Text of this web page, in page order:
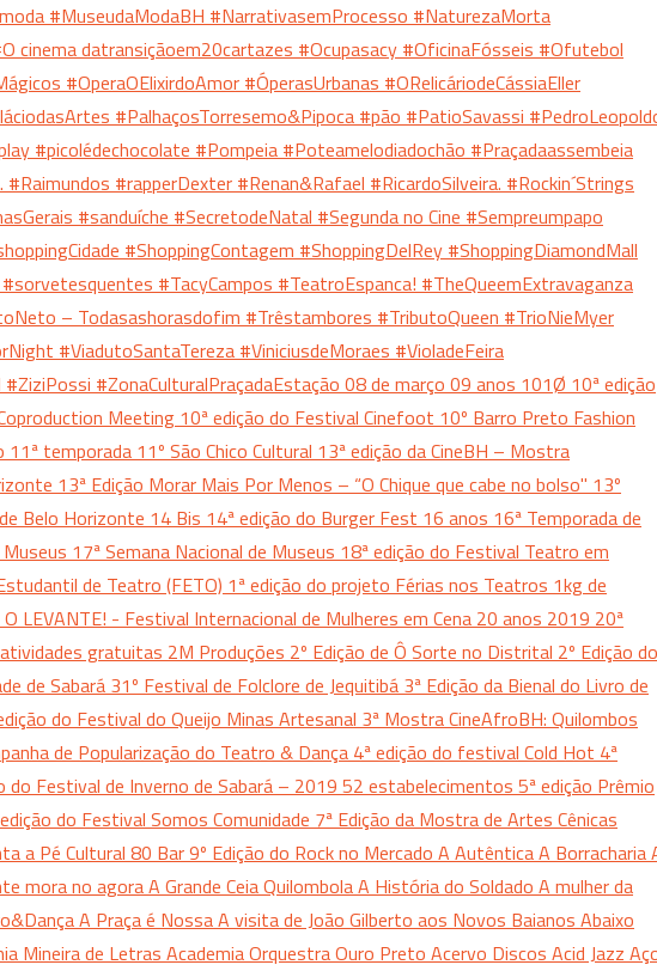
#MuseudaModaBH #NarrativasemProcesso #NaturezaMorta
cinema datransiçãoem20cartazes #Ocupasacy #OficinaFósseis #Ofutebol
#OperaOElixirdoAmor #ÓperasUrbanas #ORelicáriodeCássiaEller
#PalhaçosTorresemo&Pipoca #pão #PatioSavassi
#picolédechocolate #Pompeia #Poteamelodiadochão #Praçadaassembeia
#Raimundos #rapperDexter #Renan&Rafael #RicardoSilveira. #Rockin´Strings
#sanduíche #SecretodeNatal #Segunda no Cine #Sempreumpapo
#ShoppingContagem #ShoppingDelRey #ShoppingDiamondMall
#sorvetesquentes #TacyCampos #TeatroEspanca! #TheQueemExtravaganza
– Todasashorasdofim #Trêstambores #TributoQueen #TrioNieMyer
#ViadutoSantaTereza #ViniciusdeMoraes #VioladeFeira
#ZiziPossi #ZonaCulturalPraçadaEstação 08 de março 09 anos 101Ø 10ª edição
Meeting 10ª edição do Festival Cinefoot 10º Barro Preto Fashion
11ª temporada 11º São Chico Cultural 13ª edição da CineBH – Mostra
13ª Edição Morar Mais Por Menos – “O Chique que cabe no bolso" 13º
Belo Horizonte 14 Bis 14ª edição do Burger Fest 16 anos 16ª Temporada de
17ª Semana Nacional de Museus 18ª edição do Festival Teatro em
de Teatro (FETO) 1ª edição do projeto Férias nos Teatros 1kg de
O LEVANTE! - Festival Internacional de Mulheres em Cena 20 anos 2019 20ª
gratuitas 2M Produções 2º Edição de Ô Sorte no Distrital 2º Edição do
de Sabará 31º Festival de Folclore de Jequitibá 3ª Edição da Bienal do Livro de
do Festival do Queijo Minas Artesanal 3ª Mostra CineAfroBH: Quilombos
de Popularização do Teatro & Dança 4ª edição do festival Cold Hot 4ª
do Festival de Inverno de Sabará – 2019 52 estabelecimentos 5ª edição Prêmio
do Festival Somos Comunidade 7ª Edição da Mostra de Artes Cênicas
a Pé Cultural 80 Bar9º Edição do Rock no Mercado A AutênticaA Borracharia
mora no agoraA Grande Ceia QuilombolaA História do Soldado A mulher da
A Praça é NossaA visita de João Gilberto aos Novos Baianos Abaixo
Mineira de Letras Academia Orquestra Ouro Preto Acervo Discos Acid Jazz